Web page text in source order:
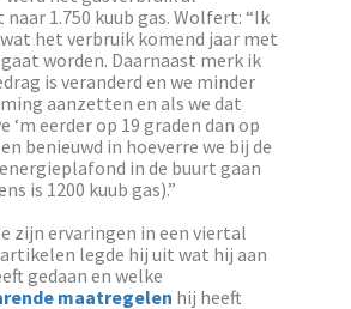
1.750 kuub gas. Wolfert: “Ik
het verbruik komend jaar met
worden. Daarnaast merk ik
is veranderd en we minder
aanzetten en als we dat
‘m eerder op 19 graden dan op
benieuwd in hoeverre we bij de
in de buurt gaan
is 1200 kuub gas).”
zijn ervaringen in een viertal
legde hij uit wat hij aan
gedaan en welke
maatregelen hij heeft